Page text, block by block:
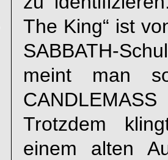
The King“ ist
SABBATH-
meint man
Trotzdem
einem alten